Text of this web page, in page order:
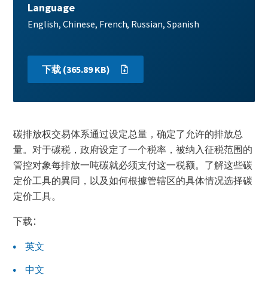
Language
Publication
English Chinese French Russian Spanish
Main
Download
下载 (365.89 KB)
Content
碳排放权交易体系通过设定总量，确定了允许的排放总
量。对于碳税，政府设定了一个税率，被纳入征税范围的
管控对象每排放一吨碳就必须支付这一税额。了解这些碳
定价工具的異同，以及如何根據管辖区的具体情况选择碳
定价工具。
下载 ：
英文
中文